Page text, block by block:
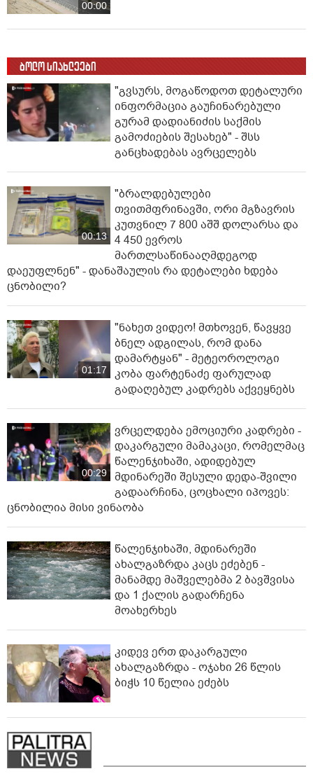
00:00
ბოლო სიახლეები
"გვსურს, მოგაწოდოთ დეტალური
ინფორმაცია გაუჩინარებული
გურამ დადიანიძის საქმის
გამოძიების შესახებ" - შსს
განცხადებას ავრცელებს
00:13
"ბრალდებულები
თვითმფრინავში, ორი მგზავრის
კუთვნილ 7 800 აშშ დოლარსა და
4 450 ევროს
მართლსაწინააღმდეგოდ
დაეუფლნენ" - დანაშაულის რა დეტალები ხდება
ცნობილი?
01:17
"ნახეთ ვიდეო! მთხოვენ, წავყვე
ბნელ ადგილას, რომ დანა
დამარტყან" - მეტეოროლოგი
კობა ფარტენაძე ფარულად
გადაღებულ კადრებს აქვეყნებს
00:29
ვრცელდება ემოციური კადრები -
დაკარგული მამაკაცი, რომელმაც
წალენჯიხაში, ადიდებულ
მდინარეში შესული დედა-შვილი
გადაარჩინა, ცოცხალი იპოვეს:
ცნობილია მისი ვინაობა
წალენჯიხაში, მდინარეში
ახალგაზრდა კაცს ეძებენ -
მანამდე მაშველებმა 2 ბავშვისა
და 1 ქალის გადარჩენა
მოახერხეს
კიდევ ერთ დაკარგული
ახალგაზრდა - ოჯახი 26 წლის
ბიჭს 10 წელია ეძებს